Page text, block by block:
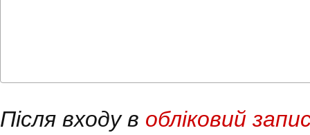
Після входу в обліковий